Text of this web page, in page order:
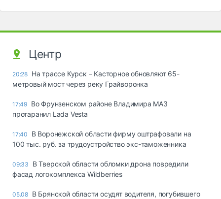
Центр
20:28 На трассе Курск – Касторное обновляют 65-
метровый мост через реку Грайворонка
17:49 Во Фрунзенском районе Владимира МАЗ
протаранил Lada Vesta
17:40
В Воронежской области фирму оштрафовали на
100 тыс. руб. за трудоустройство экс-таможенника
09:33
В Тверской области обломки дрона повредили
фасад логокомплекса Wildberries
05.08 В Брянской области осудят водителя, погубившего